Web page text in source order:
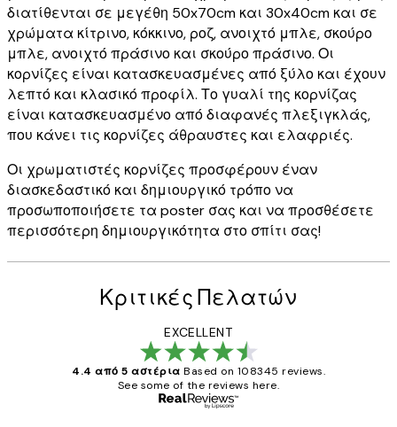
διατίθενται σε μεγέθη 50x70cm και 30x40cm και σε
χρώματα κίτρινο, κόκκινο, ροζ, ανοιχτό μπλε, σκούρο
μπλε, ανοιχτό πράσινο και σκούρο πράσινο. Οι
κορνίζες είναι κατασκευασμένες από ξύλο και έχουν
λεπτό και κλασικό προφίλ. Το γυαλί της κορνίζας
είναι κατασκευασμένο από διαφανές πλεξιγκλάς,
που κάνει τις κορνίζες άθραυστες και ελαφριές.
Οι χρωματιστές κορνίζες προσφέρουν έναν
διασκεδαστικό και δημιουργικό τρόπο να
προσωποποιήσετε τα poster σας και να προσθέσετε
περισσότερη δημιουργικότητα στο σπίτι σας!
Κριτικές Πελατών
EXCELLENT
4.4 από 5 αστέρια Based on 108345 reviews.
See some of the reviews here.